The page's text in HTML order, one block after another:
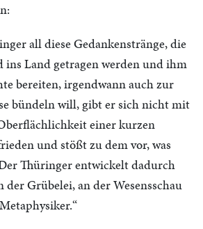
all diese Gedankenstränge, die
ins Land getragen werden und ihm
bereiten, irgendwann auch zur
bündeln will, gibt er sich nicht mit
einer kurzen
und stößt zu dem vor, was
Thüringer entwickelt dadurch
der Grübelei, an der Wesensschau